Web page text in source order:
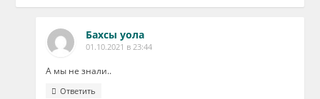
Бахсы уола
01.10.2021 в 23:44
А мы не знали..
Ответить